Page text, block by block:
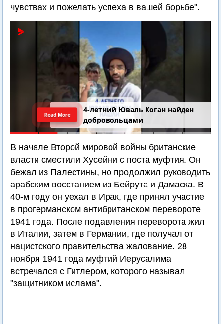
чувствах и пожелать успеха в вашей борьбе".
4-летний Юваль Коган найден
добровольцами
Read More
В начале Второй мировой войны британские
власти сместили Хусейни с поста муфтия. Он
бежал из Палестины, но продолжил руководить
арабским восстанием из Бейрута и Дамаска. В
40-м году он уехал в Ирак, где принял участие
в прогерманском антибританском перевороте
1941 года. После подавления переворота жил
в Италии, затем в Германии, где получал от
нацистского правительства жалование. 28
ноября 1941 года муфтий Иерусалима
встречался с Гитлером, которого называл
"защитником ислама".